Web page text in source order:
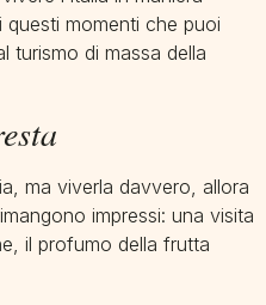
momenti che puoi
turismo di massa della
ma viverla davvero, allora
impressi: una visita
il profumo della frutta